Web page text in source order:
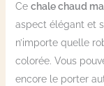
Ce chale chaud
aspect élégant et
n’importe quelle
colorée. Vous
encore le porter